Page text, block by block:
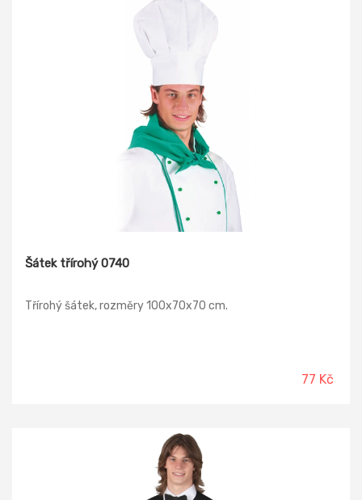
Šátek třírohý 0740
Třírohý šátek, rozměry 100x70x70 cm.
77 Kč